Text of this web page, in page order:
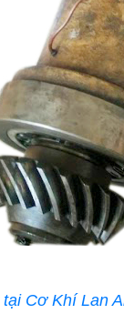
Cơ Khí Lan